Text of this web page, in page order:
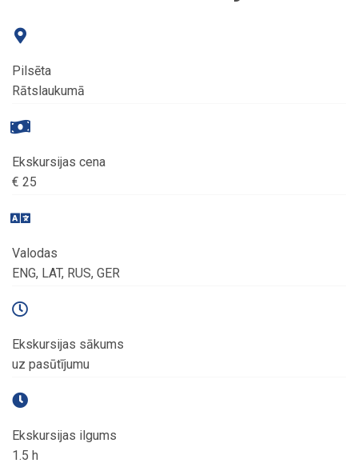
Pilsēta
Rātslaukumā
Ekskursijas cena
€ 25
Valodas
ENG, LAT, RUS, GER
Ekskursijas sākums
uz pasūtījumu
Ekskursijas ilgums
1.5 h